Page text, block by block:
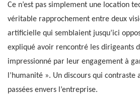
Ce n’est pas simplement une location
véritable rapprochement entre deux
artificielle qui semblaient jusqu’ici
expliqué avoir rencontré les dirigeants
impressionné par leur engagement à
l’humanité ». Un discours qui contraste
passées envers l’entreprise.